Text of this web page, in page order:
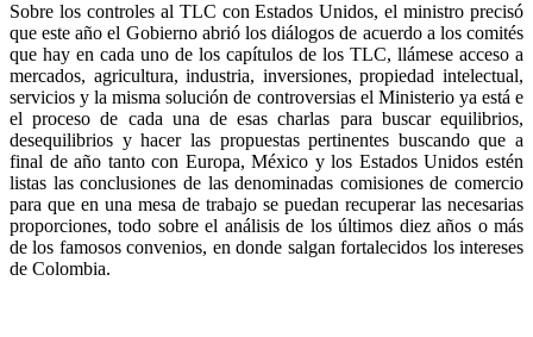
Sobre los controles al TLC con Estados Unidos, el ministro precisó
que este año el Gobierno abrió los diálogos de acuerdo a los comités
que hay en cada uno de los capítulos de los TLC, llámese acceso a
mercados, agricultura, industria, inversiones, propiedad intelectual,
servicios y la misma solución de controversias el Ministerio ya está e
el proceso de cada una de esas charlas para buscar equilibrios,
desequilibrios y hacer las propuestas pertinentes buscando que a
final de año tanto con Europa, México y los Estados Unidos estén
listas las conclusiones de las denominadas comisiones de comercio
para que en una mesa de trabajo se puedan recuperar las necesarias
proporciones, todo sobre el análisis de los últimos diez años o más
de los famosos convenios, en donde salgan fortalecidos los intereses
de Colombia.